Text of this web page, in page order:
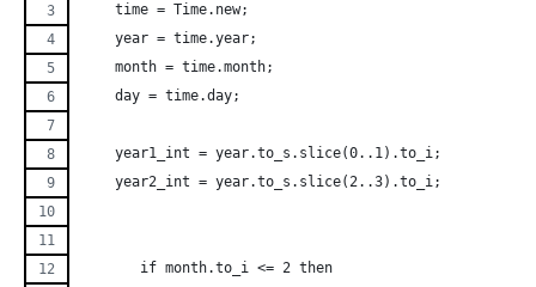
    time = Time.new;
    year = time.year;
    month = time.month;
    day = time.day;
    year1_int = year.to_s.slice(0..1).to_i;
    year2_int = year.to_s.slice(2..3).to_i;
       if month.to_i <= 2 then